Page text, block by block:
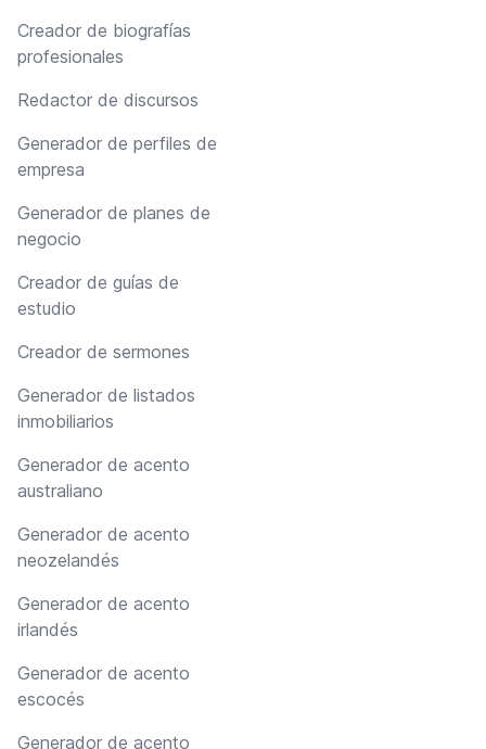
Creador de biografías
profesionales
Redactor de discursos
Generador de perfiles de
empresa
Generador de planes de
negocio
Creador de guías de
estudio
Creador de sermones
Generador de listados
inmobiliarios
Generador de acento
australiano
Generador de acento
neozelandés
Generador de acento
irlandés
Generador de acento
escocés
Generador de acento